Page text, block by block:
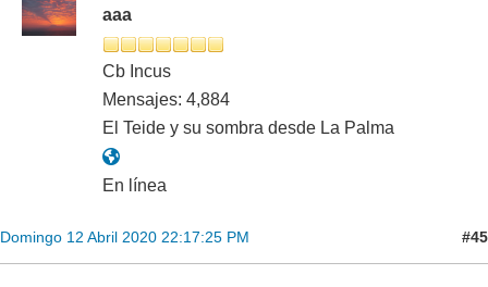
aaa
Cb Incus
Mensajes: 4,884
El Teide y su sombra desde La Palma
En línea
Domingo 12 Abril 2020 22:17:25 PM #45